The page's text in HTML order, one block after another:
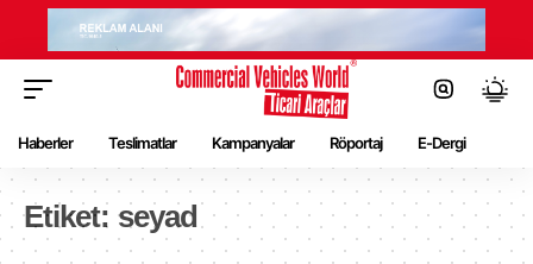
Haberler Teslimatlar Kampanyalar Röportaj E-Dergi
Etiket: seyad